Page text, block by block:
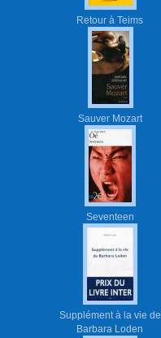
Retour à Teims
Sauver Mozart
Seventeen
Supplément à la vie de
Barbara Loden